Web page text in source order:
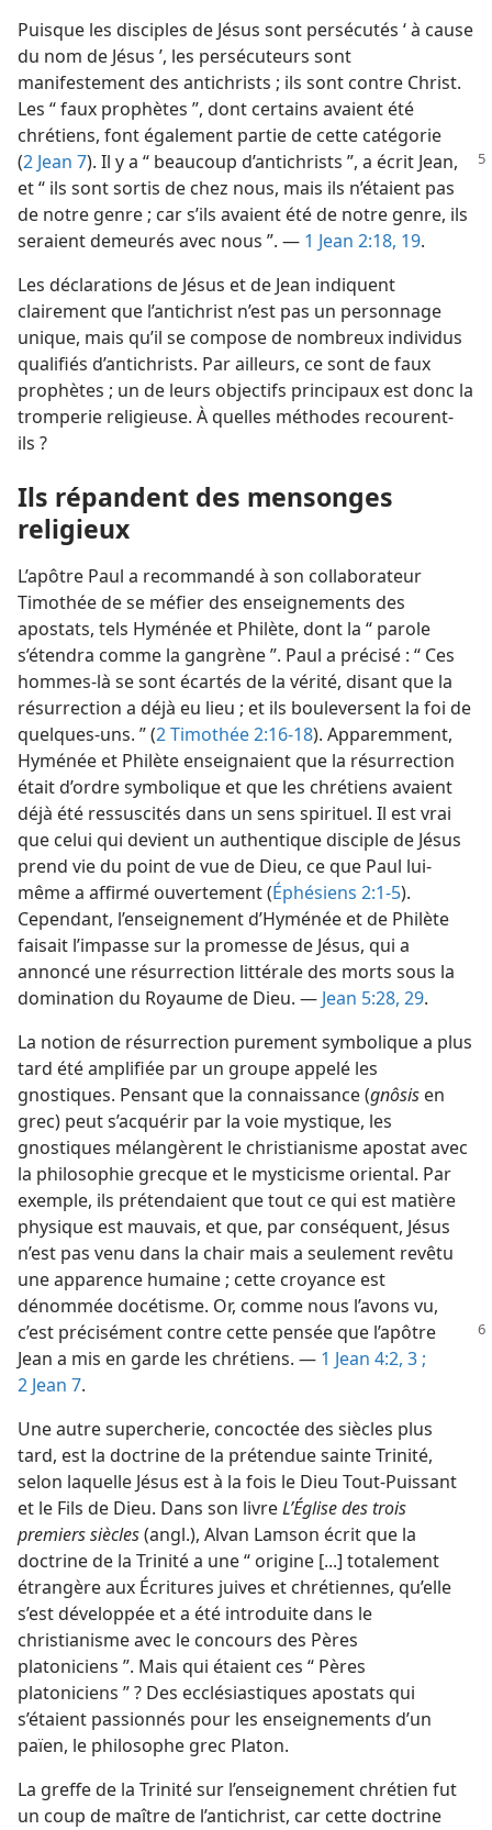
Puisque les disciples de Jésus sont persécutés ‘ à cause
du nom de Jésus ’, les persécuteurs sont
manifestement des antichrists ; ils sont contre Christ.
Les “ faux prophètes ”, dont certains avaient été
chrétiens, font également partie de cette catégorie
(2 Jean 7). Il y a “ beaucoup d’antichrists ”, a écrit Jean,
et “ ils sont sortis de chez nous, mais ils n’étaient pas
de notre genre ; car s’ils avaient été de notre genre, ils
seraient demeurés avec nous ”. — 1 Jean 2:18, 19.
Les déclarations de Jésus et de Jean indiquent
clairement que l’antichrist n’est pas un personnage
unique, mais qu’il se compose de nombreux individus
qualifiés d’antichrists. Par ailleurs, ce sont de faux
prophètes ; un de leurs objectifs principaux est donc la
tromperie religieuse. À quelles méthodes recourent-​
ils ?
Ils répandent des mensonges
religieux
L’apôtre Paul a recommandé à son collaborateur
Timothée de se méfier des enseignements des
apostats, tels Hyménée et Philète, dont la “ parole
s’étendra comme la gangrène ”. Paul a précisé : “ Ces
hommes-​là se sont écartés de la vérité, disant que la
résurrection a déjà eu lieu ; et ils bouleversent la foi de
quelques-uns. ” (2 Timothée 2:16-18). Apparemment,
Hyménée et Philète enseignaient que la résurrection
était d’ordre symbolique et que les chrétiens avaient
déjà été ressuscités dans un sens spirituel. Il est vrai
que celui qui devient un authentique disciple de Jésus
prend vie du point de vue de Dieu, ce que Paul lui-​
même a affirmé ouvertement (Éphésiens 2:1-5).
Cependant, l’enseignement d’Hyménée et de Philète
faisait l’impasse sur la promesse de Jésus, qui a
annoncé une résurrection littérale des morts sous la
domination du Royaume de Dieu. — Jean 5:28, 29.
La notion de résurrection purement symbolique a plus
tard été amplifiée par un groupe appelé les
gnostiques. Pensant que la connaissance (gnôsis en
grec) peut s’acquérir par la voie mystique, les
gnostiques mélangèrent le christianisme apostat avec
la philosophie grecque et le mysticisme oriental. Par
exemple, ils prétendaient que tout ce qui est matière
physique est mauvais, et que, par conséquent, Jésus
n’est pas venu dans la chair mais a seulement revêtu
une apparence humaine ; cette croyance est
dénommée docétisme. Or, comme nous l’avons vu,
c’est précisément contre cette pensée que l’apôtre
Jean a mis en garde les chrétiens. — 1 Jean 4:2, 3 ;
2 Jean 7.
Une autre supercherie, concoctée des siècles plus
tard, est la doctrine de la prétendue sainte Trinité,
selon laquelle Jésus est à la fois le Dieu Tout-Puissant
et le Fils de Dieu. Dans son livreL’Église des trois
premiers siècles(angl.), Alvan Lamson écrit que la
doctrine de la Trinité a une “ origine [...] totalement
étrangère aux Écritures juives et chrétiennes, qu’elle
s’est développée et a été introduite dans le
christianisme avec le concours des Pères
platoniciens ”. Mais qui étaient ces “ Pères
platoniciens ” ? Des ecclésiastiques apostats qui
s’étaient passionnés pour les enseignements d’un
païen, le philosophe grec Platon.
La greffe de la Trinité sur l’enseignement chrétien fut
un coup de maître de l’antichrist, car cette doctrine